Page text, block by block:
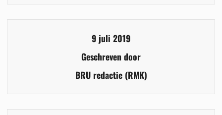
9 juli 2019
Geschreven door
BRU redactie (RMK)